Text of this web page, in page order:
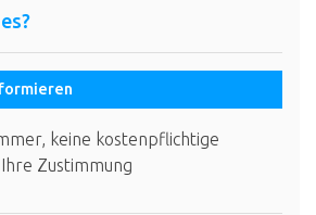
keine kostenpflichtige
Zustimmung